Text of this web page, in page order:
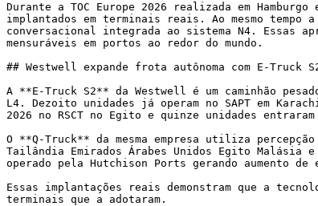
Durante a TOC Europe 2026 realizada em
implantados em terminais reais. Ao mesmo
conversacional integrada ao sistema N4. Essas
mensuráveis em portos ao redor do mundo.
## Westwell expande frota autônoma com E-Truck
A **E-Truck S2** da Westwell é um caminhão
L4. Dezoito unidades já operam no SAPT em
2026 no RSCT no Egito e quinze unidades
O **Q-Truck** da mesma empresa utiliza
Tailândia Emirados Árabes Unidos Egito Malásia
operado pela Hutchison Ports gerando aumento
Essas implantações reais demonstram que a
terminais que a adotaram.